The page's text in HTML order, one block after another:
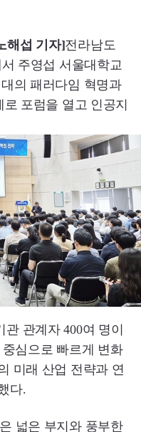
해섭 기자]전라남도
주영섭 서울대학교
의 패러다임 혁명과
포럼을 열고 인공지
관계자 400여 명이
심으로 빠르게 변화
미래 산업 전략과 연
다.
넓은 부지와 풍부한